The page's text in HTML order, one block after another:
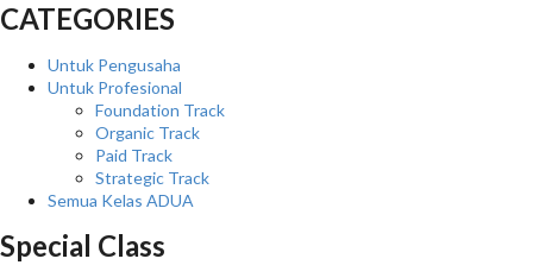
CATEGORIES
Untuk Pengusaha
Untuk Profesional
Foundation Track
Organic Track
Paid Track
Strategic Track
Semua Kelas ADUA
Special Class